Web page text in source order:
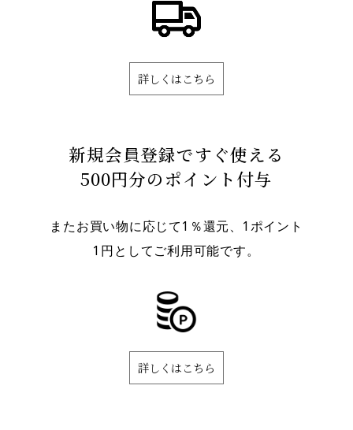
詳しくはこちら
新規会員登録ですぐ使える
500円分のポイント付与
またお買い物に応じて1％還元、1ポイント
1円としてご利用可能です。
詳しくはこちら